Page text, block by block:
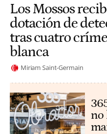
Los Mossos
dotación de
tras cuatro
blanca
Miriam Saint-Germain
no